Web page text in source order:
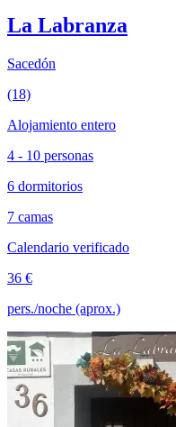
La Labranza
Sacedón
(18)
Alojamiento entero
4 - 10 personas
6 dormitorios
7 camas
Calendario verificado
36 €
pers./noche (aprox.)